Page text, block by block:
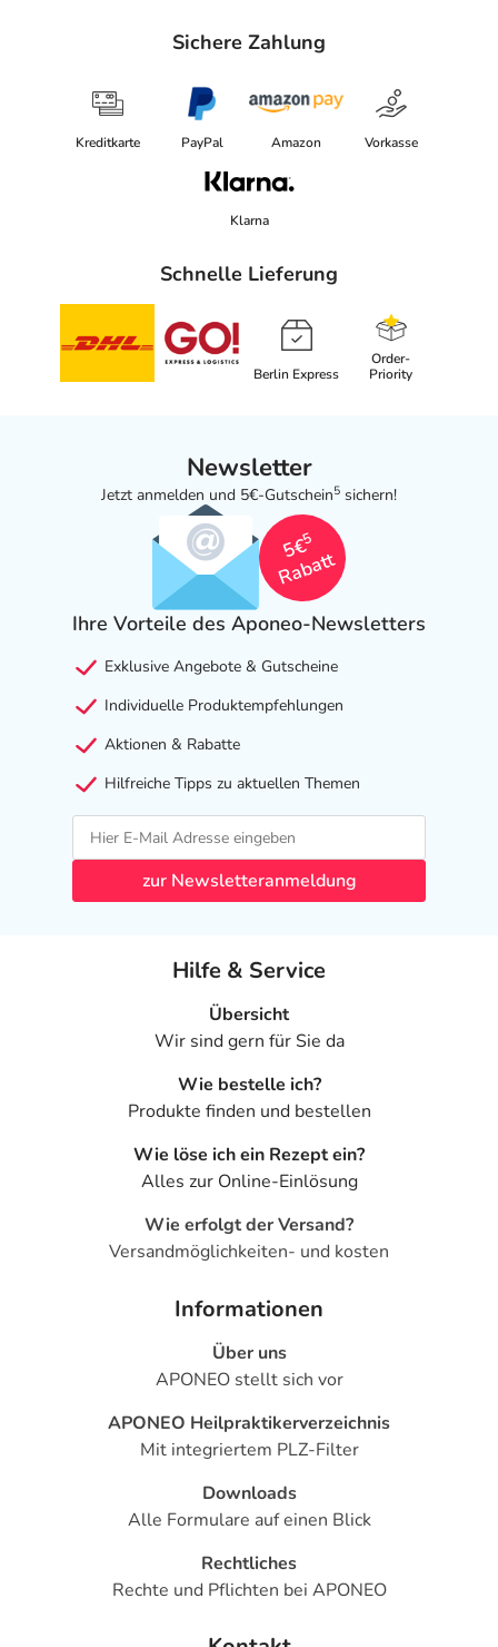
Sichere Zahlung
Kreditkarte PayPal Amazon Vorkasse
Klarna
Schnelle Lieferung
Berlin Express
Order-
Priority
Newsletter
Jetzt anmelden und 5€-Gutschein5 sichern!
5€
5
Rabatt
Ihre Vorteile des Aponeo-Newsletters
Exklusive Angebote & Gutscheine
Individuelle Produktempfehlungen
Aktionen & Rabatte
Hilfreiche Tipps zu aktuellen Themen
zur Newsletteranmeldung
Hilfe & Service
Übersicht
Wir sind gern für Sie da
Wie bestelle ich?
Produkte finden und bestellen
Wie löse ich ein Rezept ein?
Alles zur Online-Einlösung
Wie erfolgt der Versand?
Versandmöglichkeiten- und kosten
Informationen
Über uns
APONEO stellt sich vor
APONEO Heilpraktikerverzeichnis
Mit integriertem PLZ-Filter
Downloads
Alle Formulare auf einen Blick
Rechtliches
Rechte und Pflichten bei APONEO